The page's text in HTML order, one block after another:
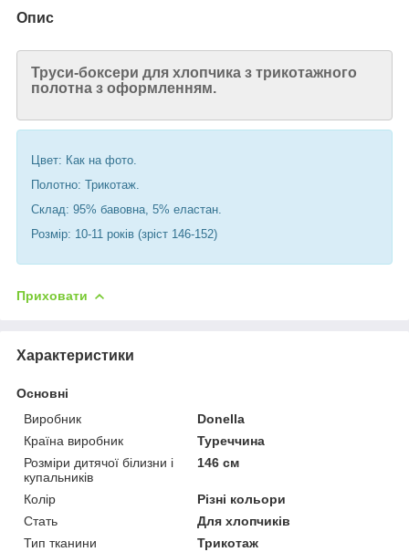
Опис
Труси-боксери для хлопчика з трикотажного
полотна з оформленням.
Цвет: Как на фото.
Полотно: Трикотаж.
Склад: 95% бавовна, 5% еластан.
Розмір: 10-11 років (зріст 146-152)
Приховати
Характеристики
Основні
Виробник
Donella
Країна виробник
Туреччина
Розміри дитячої білизни і
купальників
146 см
Колір
Різні кольори
Стать
Для хлопчиків
Тип тканини
Трикотаж